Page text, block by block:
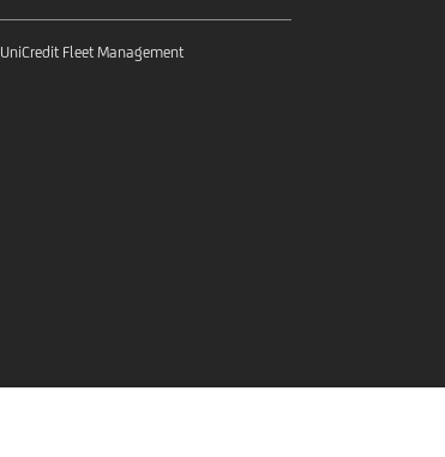
UniCredit Fleet Management